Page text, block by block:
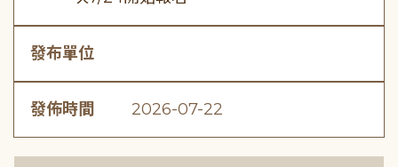
發布單位
發佈時間 2026-07-22